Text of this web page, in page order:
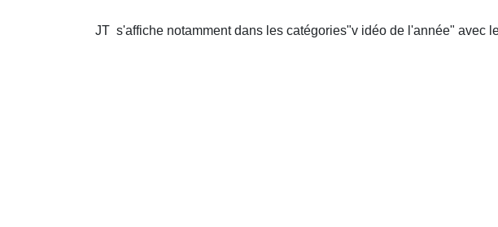
JT s'affiche notamment dans les catégories"v idéo de l'année" avec